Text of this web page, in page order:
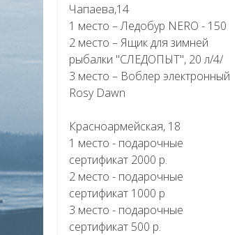
Чапаева,14
1 место – Ледобур NERO - 150
2 место – Ящик для зимней
рыбалки "СЛЕДОПЫТ", 20 л/4/
3 место – Воблер электронный
Rosy Dawn
Красноармейская, 18
1 место - подарочные
сертификат 2000 р.
2 место - подарочные
сертификат 1000 р
3 место - подарочные
сертификат 500 р.